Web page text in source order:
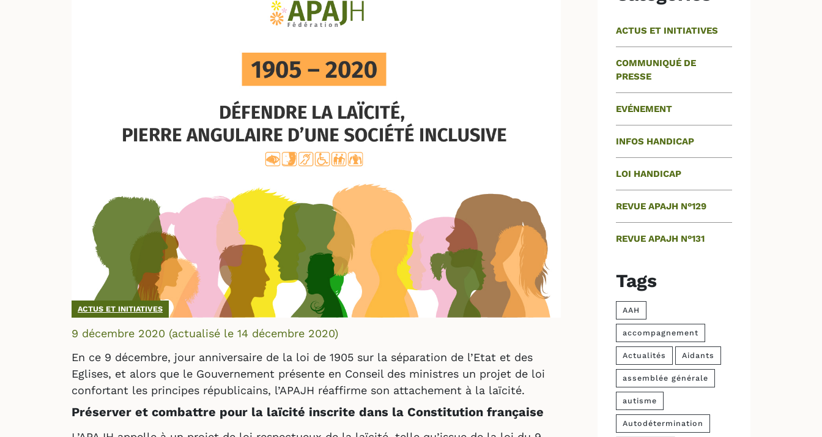
ACTUS ET INITIATIVES
9 décembre 2020 (actualisé le 14 décembre 2020)
En ce 9 décembre, jour anniversaire de la loi de 1905 sur la séparation de l’Etat et des
Eglises, et alors que le Gouvernement présente en Conseil des ministres un projet de loi
confortant les principes républicains, l’APAJH réaffirme son attachement à la laïcité.
Préserver et combattre pour la laïcité inscrite dans la Constitution française
ACTUS ET INITIATIVES
COMMUNIQUÉ DE
PRESSE
EVÉNEMENT
INFOS HANDICAP
LOI HANDICAP
REVUE APAJH N°129
REVUE APAJH N°131
Tags
AAH
accompagnement
Actualités Aidants
assemblée générale
autisme
Autodétermination